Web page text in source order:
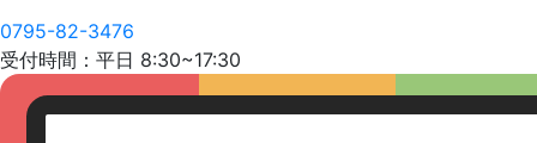
0795-82-3476
受付時間：平日 8:30~17:30